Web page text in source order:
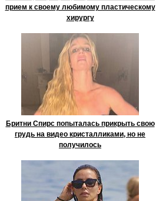
прием к своему любимому пластическому
хирургу
Бритни Спирс попыталась прикрыть свою
грудь на видео кристалликами, но не
получилось